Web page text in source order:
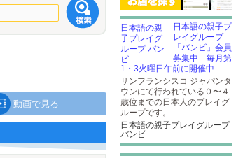
動画で見る
日本語の親子プ
レイグループ
「バンビ」会員
募集中 毎月第
1・3火曜日午前に開催中
サンフランシスコ ジャパンタ
ウンにて行われている０〜４
歳位までの日本人のプレイグ
ループです。
日本語の親子プレイグループ
バンビ